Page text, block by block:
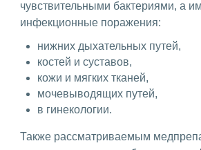
чувствительными бактериями, а
инфекционные поражения:
нижних дыхательных путей,
костей и суставов,
кожи и мягких тканей,
мочевыводящих путей,
в гинекологии.
Также рассматриваемым